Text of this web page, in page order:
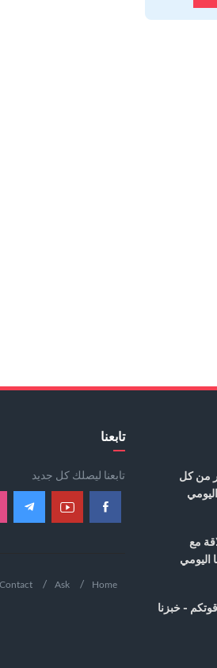
من كل
مع
اليومي
- خبزنا
تابعنا
تابعنا ليصلك كل جديد
Home
Ask
Contact